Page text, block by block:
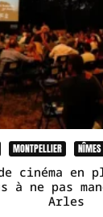
MONTPELLIER NÎMES
cinéma
à ne pas
Arles